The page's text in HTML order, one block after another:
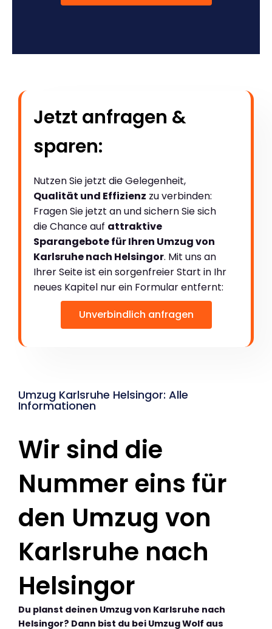
Jetzt anfragen &
sparen:
Nutzen Sie jetzt die Gelegenheit,
Qualität und Effizienz zu verbinden:
Fragen Sie jetzt an und sichern Sie sich
die Chance auf attraktive
Sparangebote für Ihren Umzug von
Karlsruhe nach Helsingor. Mit uns an
Ihrer Seite ist ein sorgenfreier Start in Ihr
neues Kapitel nur ein Formular entfernt:
Unverbindlich anfragen
Umzug Karlsruhe Helsingor: Alle
Informationen
Wir sind die
Nummer eins für
den Umzug von
Karlsruhe nach
Helsingor
Du planst deinen Umzug von Karlsruhe nach
Helsingor? Dann bist du bei Umzug Wolf aus